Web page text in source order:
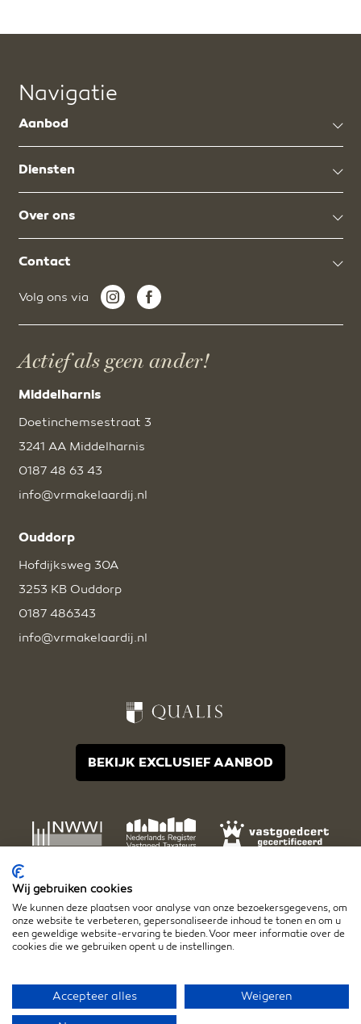
Navigatie
Aanbod
Diensten
Over ons
Contact
Volg ons via
Actief als geen ander!
Middelharnis
Doetinchemsestraat 3
3241 AA Middelharnis
0187 48 63 43
info@vrmakelaardij.nl
Ouddorp
Hofdijksweg 30A
3253 KB Ouddorp
0187 486343
info@vrmakelaardij.nl
BEKIJK EXCLUSIEF AANBOD
Wij gebruiken cookies
We kunnen deze plaatsen voor analyse van onze bezoekersgegevens, om
onze website te verbeteren, gepersonaliseerde inhoud te tonen en om u
een geweldige website-ervaring te bieden. Voor meer informatie over de
cookies die we gebruiken opent u de instellingen.
Accepteer alles Weigeren